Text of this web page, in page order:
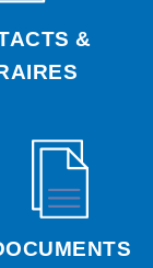
&